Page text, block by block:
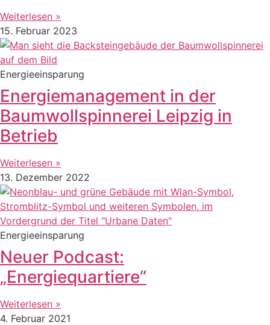
Weiterlesen »
15. Februar 2023
Energieeinsparung
Energiemanagement in der
Baumwollspinnerei Leipzig in
Betrieb
Weiterlesen »
13. Dezember 2022
Energieeinsparung
Neuer Podcast:
„Energiequartiere“
Weiterlesen »
4. Februar 2021